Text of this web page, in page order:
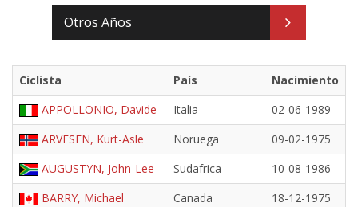
Otros Años
Ciclista País
Nacimiento
APPOLLONIO, Davide
Italia
02-06-1989
ARVESEN, Kurt-Asle
Noruega
09-02-1975
AUGUSTYN, John-Lee
Sudafrica
10-08-1986
BARRY, Michael
Canada
18-12-1975